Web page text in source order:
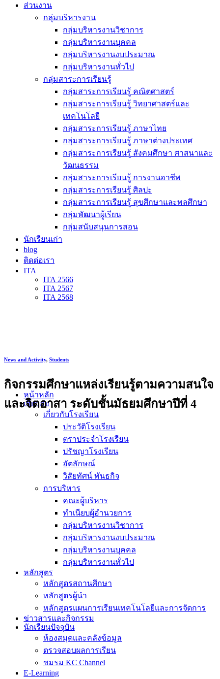
ส่วนงาน
กลุ่มบริหารงาน
กลุ่มบริหารงานวิชาการ
กลุ่มบริหารงานบุคคล
กลุ่มบริหารงานงบประมาณ
กลุ่มบริหารงานทั่วไป
กลุ่มสาระการเรียนรู้
กลุ่มสาระการเรียนรู้ คณิตศาสตร์
กลุ่มสาระการเรียนรู้ วิทยาศาสตร์และ
เทคโนโลยี
กลุ่มสาระการเรียนรู้ ภาษาไทย
กลุ่มสาระการเรียนรู้ ภาษาต่างประเทศ
กลุ่มสาระการเรียนรู้ สังคมศึกษา ศาสนาและ
วัฒนธรรม
กลุ่มสาระการเรียนรู้ การงานอาชีพ
กลุ่มสาระการเรียนรู้ ศิลปะ
กลุ่มสาระการเรียนรู้ สุขศึกษาและพลศึกษา
กลุ่มพัฒนาผู้เรียน
กลุ่มสนับสนุนการสอน
นักเรียนเก่า
blog
ติดต่อเรา
ITA
ITA 2566
ITA 2567
ITA 2568
หน้าหลัก
เกี่ยวกับ
เกี่ยวกับโรงเรียน
ประวัติโรงเรียน
ตราประจำโรงเรียน
ปรัชญาโรงเรียน
อัตลักษณ์
วิสัยทัศน์ พันธกิจ
การบริหาร
คณะผู้บริหาร
ทำเนียบผู้อำนวยการ
กลุ่มบริหารงานวิชาการ
กลุ่มบริหารงานงบประมาณ
กลุ่มบริหารงานบุคคล
กลุ่มบริหารงานทั่วไป
หลักสูตร
หลักสูตรสถานศึกษา
หลักสูตรผู้นำ
หลักสูตรแผนการเรียนเทคโนโลยีและการจัดการ
ข่าวสารและกิจกรรม
นักเรียนปัจจุบัน
ห้องสมุดและคลังข้อมูล
ตรวจสอบผลการเรียน
ชมรม KC Channel
E-Learning
News and Activity, Students
กิจกรรมศึกษาแหล่งเรียนรู้ตามความสนใจ
และจิตอาสา ระดับชั้นมัธยมศึกษาปีที่ 4